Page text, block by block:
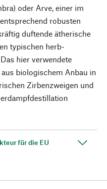
oder Arve, einer im
robusten
duftende ätherische
typischen herb-
hier verwendete
biologischem Anbau in
Zirbenzweigen und
für die EU